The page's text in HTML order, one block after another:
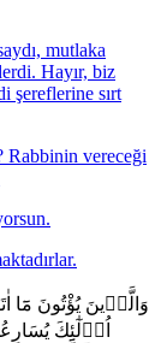
mutlaka
Hayır, biz
şereflerine sırt
Rabbinin vereceği
وَالَّذ۪ينَ يُؤْتُونَ مَٓا
اُو۬لٰٓئِكَ